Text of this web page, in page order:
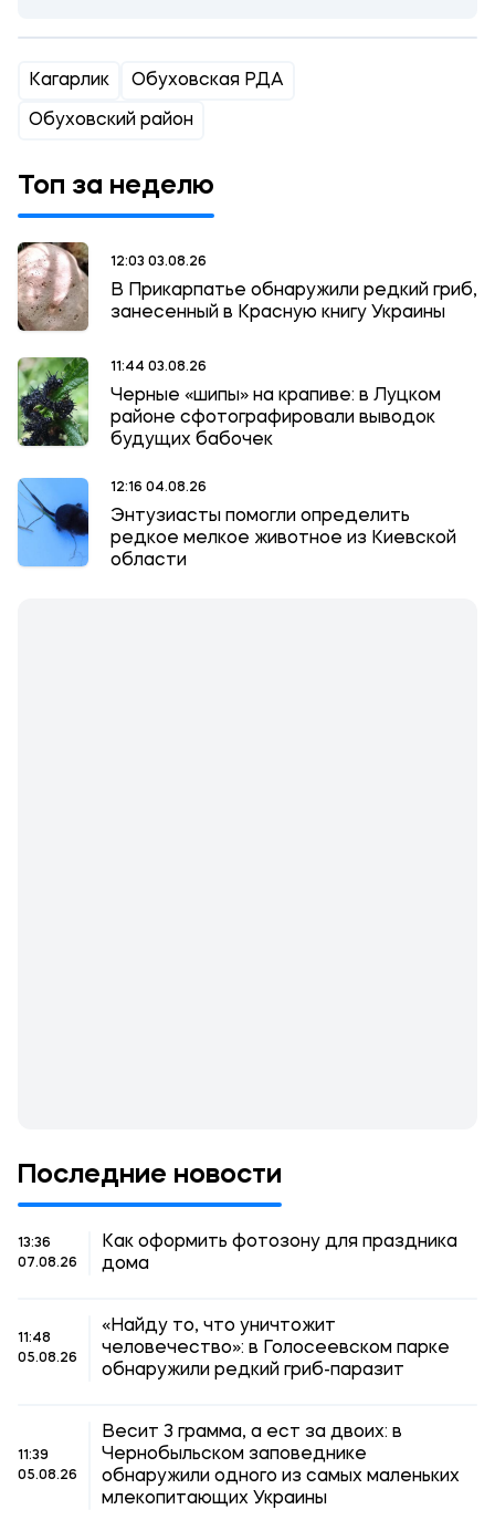
Кагарлик Обуховская РДА
Обуховский район
Топ за неделю
12:03 03.08.26
В Прикарпатье обнаружили редкий гриб,
занесенный в Красную книгу Украины
11:44 03.08.26
Черные «шипы» на крапиве: в Луцком
районе сфотографировали выводок
будущих бабочек
12:16 04.08.26
Энтузиасты помогли определить
редкое мелкое животное из Киевской
области
Последние новости
13:36
07.08.26
Как оформить фотозону для праздника
дома
11:48
05.08.26
«Найду то, что уничтожит
человечество»: в Голосеевском парке
обнаружили редкий гриб-паразит
11:39
05.08.26
Весит 3 грамма, а ест за двоих: в
Чернобыльском заповеднике
обнаружили одного из самых маленьких
млекопитающих Украины